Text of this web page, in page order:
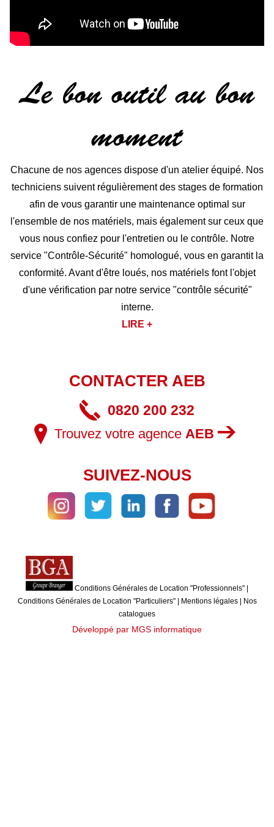
Le bon outil au bon
moment
Chacune de nos agences dispose d'un atelier équipé. Nos
techniciens suivent régulièrement des stages de formation
afin de vous garantir une maintenance optimal sur
l'ensemble de nos matériels, mais également sur ceux que
vous nous confiez pour l'entretien ou le contrôle. Notre
service "Contrôle-Sécurité" homologué, vous en garantit la
conformité. Avant d'être loués, nos matériels font l'objet
d'une vérification par notre service "contrôle sécurité"
interne.
LIRE +
CONTACTER AEB
0820 200 232
Trouvez votre agence AEB
SUIVEZ-NOUS
Conditions Générales de Location "Professionnels" |
Conditions Générales de Location "Particuliers"| Mentions légales| Nos
catalogues
Développé par MGS informatique